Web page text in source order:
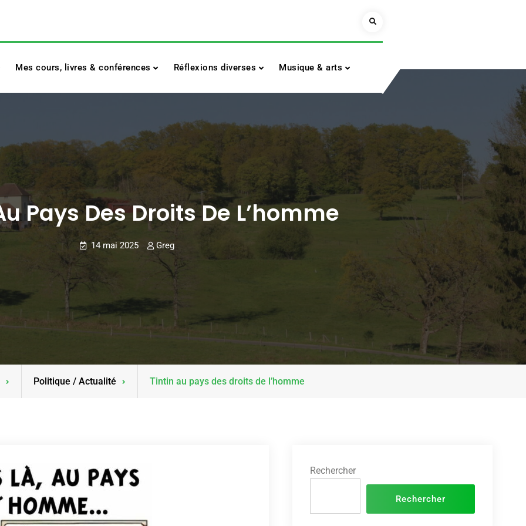
Search
Mes cours, livres & conférences Réflexions diverses Musique & arts
Pays Des Droits De L’homme
14 mai 2025 Greg
Politique / Actualité Tintin au pays des droits de l’homme
Rechercher
Rechercher